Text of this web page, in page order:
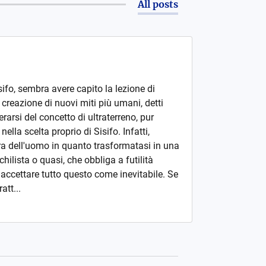
All posts
sembra avere capito la lezione di
di nuovi miti più umani, detti
del concetto di ultraterreno, pur
scelta proprio di Sisifo. Infatti,
dell'uomo in quanto trasformatasi in una
o quasi, che obbliga a futilità
tutto questo come inevitabile. Se